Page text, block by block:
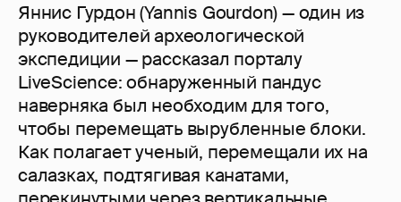
Яннис Гурдон (Yannis Gourdon) — один из
руководителей археологической
экспедиции — рассказал порталу
LiveScience: обнаруженный пандус
наверняка был необходим для того,
чтобы перемещать вырубленные блоки.
Как полагает ученый, перемещали их на
салазках, подтягивая канатами,